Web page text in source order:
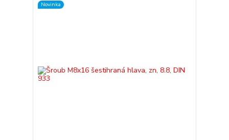
Novinka